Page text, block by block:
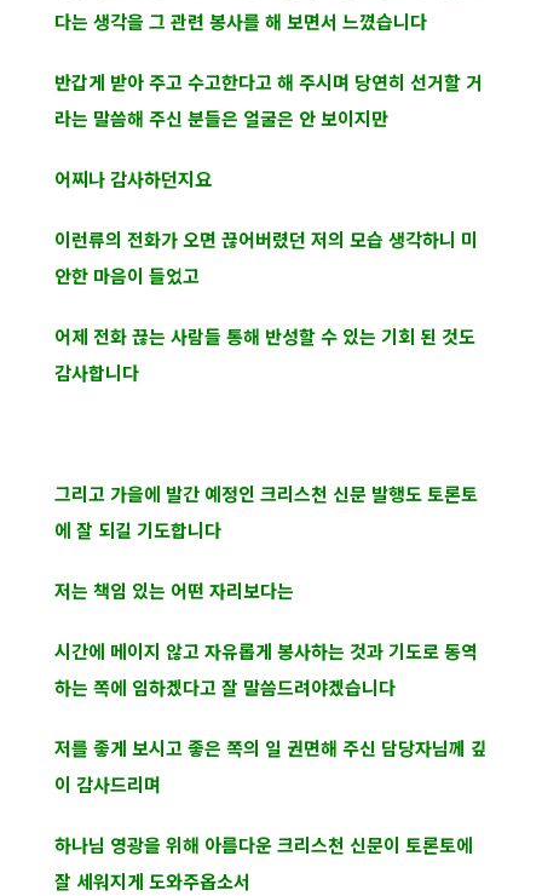
다는 생각을 그 관련 봉사를 해 보면서 느꼈습니다
반갑게 받아 주고 수고한다고 해 주시며 당연히 선거할 거
라는 말씀해 주신 분들은 얼굴은 안 보이지만
어찌나 감사하던지요
이런류의 전화가 오면 끊어버렸던 저의 모습 생각하니 미
안한 마음이 들었고
어제 전화 끊는 사람들 통해 반성할 수 있는 기회 된 것도
감사합니다
그리고 가을에 발간 예정인 크리스천 신문 발행도 토론토
에 잘 되길 기도합니다
저는 책임 있는 어떤 자리보다는
시간에 메이지 않고 자유롭게 봉사하는 것과 기도로 동역
하는 쪽에 임하겠다고 잘 말씀드려야겠습니다
저를 좋게 보시고 좋은 쪽의 일 권면해 주신 담당자님께 깊
이 감사드리며
하나님 영광을 위해 아름다운 크리스천 신문이 토론토에
잘 세워지게 도와주옵소서